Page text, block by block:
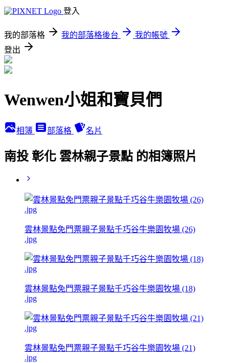
登入
我的部落格 我的部落格後台
我的帳號
登出
Wenwen小姐和寶貝們
相簿 部落格 名片
南投 彰化 雲林親子景點 的相簿照片
雲林景點免門票親子景點千巧谷牛樂園牧場 (26)
.jpg
雲林景點免門票親子景點千巧谷牛樂園牧場 (18)
.jpg
雲林景點免門票親子景點千巧谷牛樂園牧場 (21)
.jpg